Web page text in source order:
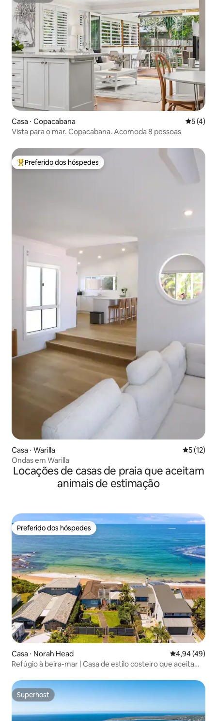
Casa ⋅ Copacabana 5 de
5 (4)
Vista para o mar. Copacabana. Acomoda 8 pessoas
Entre os melhores preferidos dos hóspedes
Preferido dos hóspedes
Casa ⋅ Warilla 5 de uma
5 (12)
Ondas em Warilla
Locações de casas de praia que aceitam
animais de estimação
Preferido dos hóspedes
Preferido dos hóspedes
Casa ⋅ Norah Head 4,94 de uma
4,94 (49)
Refúgio à beira-mar | Casa de estilo costeiro que aceita
Superhost
Superhost